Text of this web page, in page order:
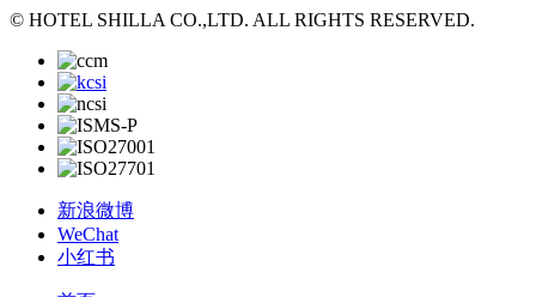
© HOTEL SHILLA CO.,LTD. ALL RIGHTS RESERVED.
新浪微博
WeChat
小红书